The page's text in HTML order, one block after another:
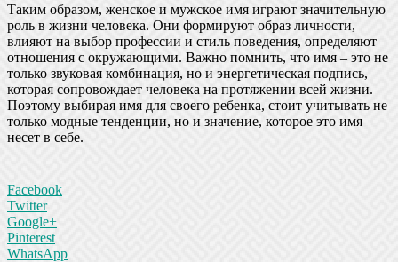
Таким образом, женское и мужское имя играют значительную
роль в жизни человека. Они формируют образ личности,
влияют на выбор профессии и стиль поведения, определяют
отношения с окружающими. Важно помнить, что имя – это не
только звуковая комбинация, но и энергетическая подпись,
которая сопровождает человека на протяжении всей жизни.
Поэтому выбирая имя для своего ребенка, стоит учитывать не
только модные тенденции, но и значение, которое это имя
несет в себе.
Facebook
Twitter
Google+
Pinterest
WhatsApp